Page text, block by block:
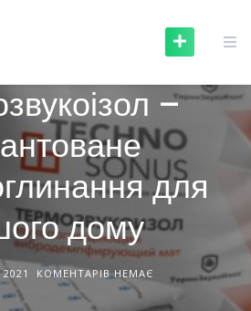
ТА РЕМОНТ
–
для
дому
КОМЕНТАРІВ НЕМАЄ